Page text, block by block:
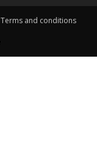
Terms and conditions